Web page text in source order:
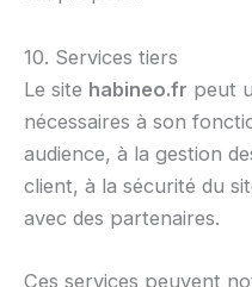
10. Services tiers
Le site habineo.fr peut
nécessaires à son
audience, à la gestion
client, à la sécurité du
avec des partenaires.
Ces services peuvent